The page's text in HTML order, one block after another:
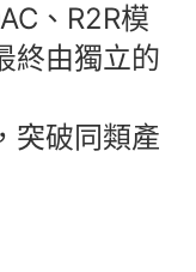
、R2R模
終由獨立的
突破同類產